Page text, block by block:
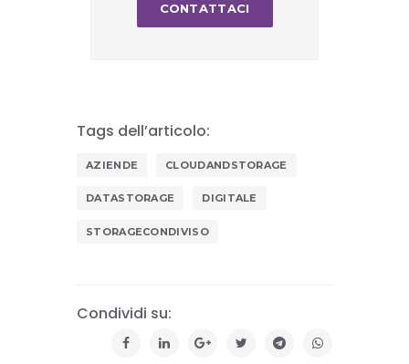
CONTATTACI
Tags dell’articolo:
AZIENDE CLOUDANDSTORAGE
DATASTORAGE DIGITALE
STORAGECONDIVISO
Condividi su: